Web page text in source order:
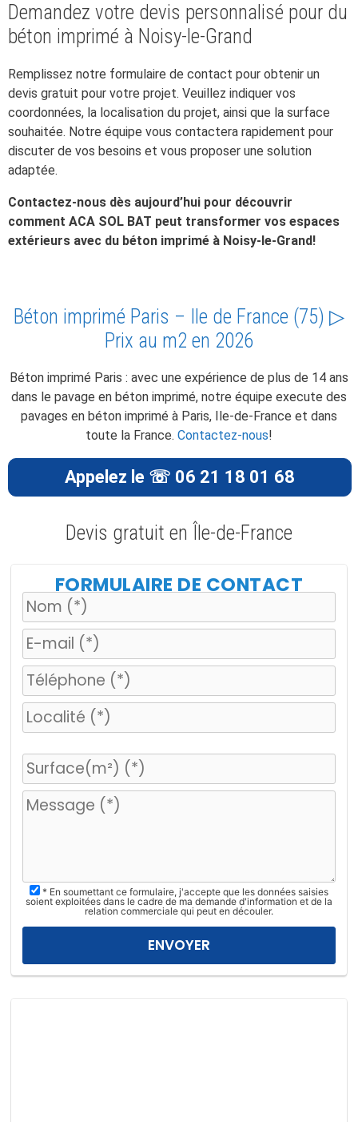
Demandez votre devis personnalisé pour du
béton imprimé à Noisy-le-Grand
Remplissez notre formulaire de contact pour obtenir un
devis gratuit pour votre projet. Veuillez indiquer vos
coordonnées, la localisation du projet, ainsi que la surface
souhaitée. Notre équipe vous contactera rapidement pour
discuter de vos besoins et vous proposer une solution
adaptée.
Contactez-nous dès aujourd’hui pour découvrir
comment ACA SOL BAT peut transformer vos espaces
extérieurs avec du béton imprimé à Noisy-le-Grand!
Béton imprimé Paris – Ile de France (75) ▷
Prix au m2 en 2026
Béton imprimé Paris : avec une expérience de plus de 14 ans
dans le pavage en béton imprimé, notre équipe execute des
pavages en béton imprimé à Paris, Ile-de-France et dans
toute la France. Contactez-nous!
Appelez le ☏ 06 21 18 01 68
Devis gratuit en Île-de-France
FORMULAIRE DE CONTACT
u
z
s
* En soumettant ce formulaire, j'accepte que les données saisies
soient exploitées dans le cadre de ma demande d'information et de la
relation commerciale qui peut en découler.